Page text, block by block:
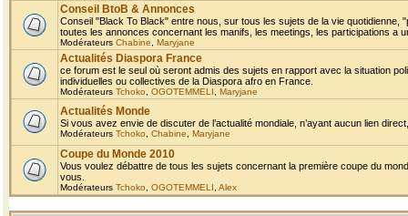
Conseil BtoB & Annonces
Conseil "Black To Black" entre nous, sur tous les sujets de la vie
toutes les annonces concernant les manifs, les meetings, les participations a
Modérateurs Chabine Maryjane
Actualités Diaspora France
ce forum est le seul où seront admis des sujets en rapport avec la situation
individuelles ou collectives de la Diaspora afro en France.
Modérateurs Tchoko OGOTEMMELI Maryjane
Actualités Monde
Si vous avez envie de discuter de l’actualité mondiale, n’ayant aucun lien
Modérateurs Tchoko Chabine Maryjane
Coupe du Monde 2010
Vous voulez débattre de tous les sujets concernant la première coupe du
vous.
Modérateurs Tchoko OGOTEMMELI Alex